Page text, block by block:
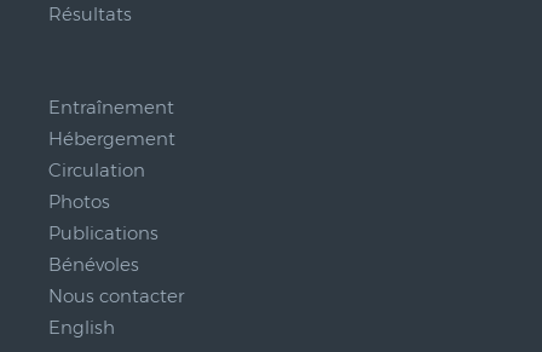
Résultats
Entraînement
Hébergement
Circulation
Photos
Publications
Bénévoles
Nous contacter
English